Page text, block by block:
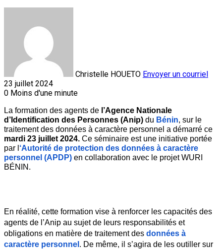
Christelle HOUETO Envoyer un courriel
23 juillet 2024
0 Moins d'une minute
La formation des agents de l’Agence Nationale
d’Identification des Personnes (Anip) du Bénin, sur le
mardi 23 juillet 2024. Ce séminaire est une initiative portée
par l ‘Autorité de protection des données à caractère
personnel (APDP) en collaboration avec le projet WURI
BÉNIN.
En réalité, cette formation vise à renforcer les capacités des
agents de l’Anip au sujet de leurs responsabilités et
obligations en matière de traitement des données à
caractère personnel . De même, il s’agira de les outiller sur